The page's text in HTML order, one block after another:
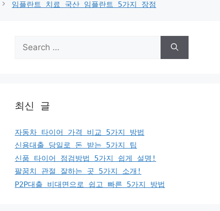
임플란트 치료 국산 임플란트 5가지 장점
for:
최신 글
자동차 타이어 가격 비교 5가지 방법
신용대출 당일로 돈 받는 5가지 팁
신품 타이어 점검방법 5가지 쉽게 설명!
팔꿈치 관절 잘하는 곳 5가지 소개!
P2P대출 비대면으로 쉽고 빠른 5가지 방법